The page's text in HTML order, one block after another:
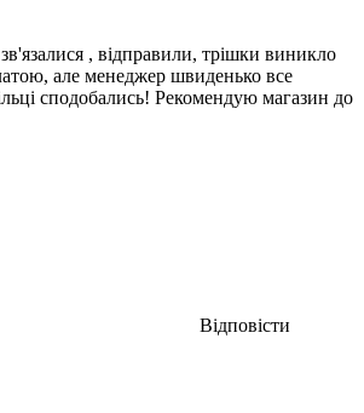
, відправили, трішки виникло
але менеджер швиденько все
сподобались! Рекомендую магазин до
Відповісти